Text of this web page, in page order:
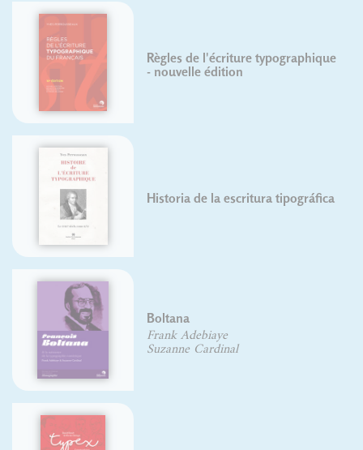
Règles de l'écriture typographique
- nouvelle édition
Historia de la escritura tipográfica
Boltana
Frank Adebiaye
Suzanne Cardinal